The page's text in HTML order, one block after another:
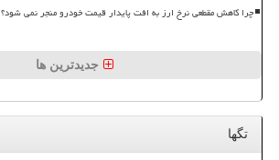
چرا کاهش مقطعی نرخ ارز به افت پایدار قیمت خودرو منجر نمی شود؟
جدیدترین ها
تگها